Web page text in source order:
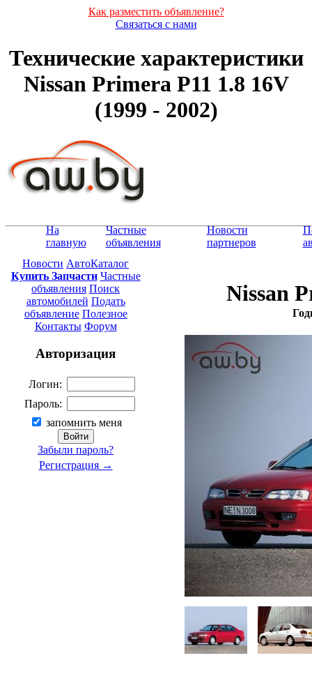
Как разместить объявление?
Связаться с нами
Технические характеристики
Nissan Primera P11 1.8 16V
(1999 - 2002)
На
главную
Частные
объявления
Новости
партнеров
Новости АвтоКаталог
Купить Запчасти Частные
объявления Поиск
автомобилей Подать
объявление Полезное
Контакты Форум
Авторизация
Логин:
Пароль:
запомнить меня
Забыли пароль?
Регистрация →
Nissan